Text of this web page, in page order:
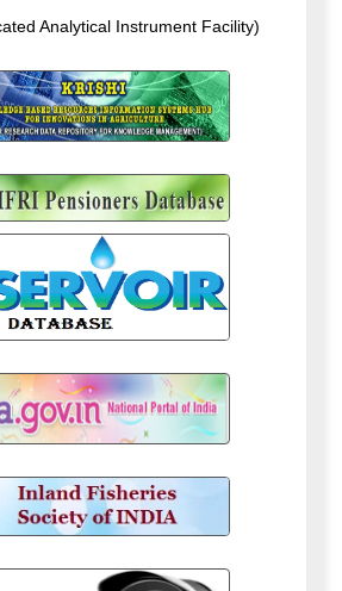
Analytical Instrument Facility)